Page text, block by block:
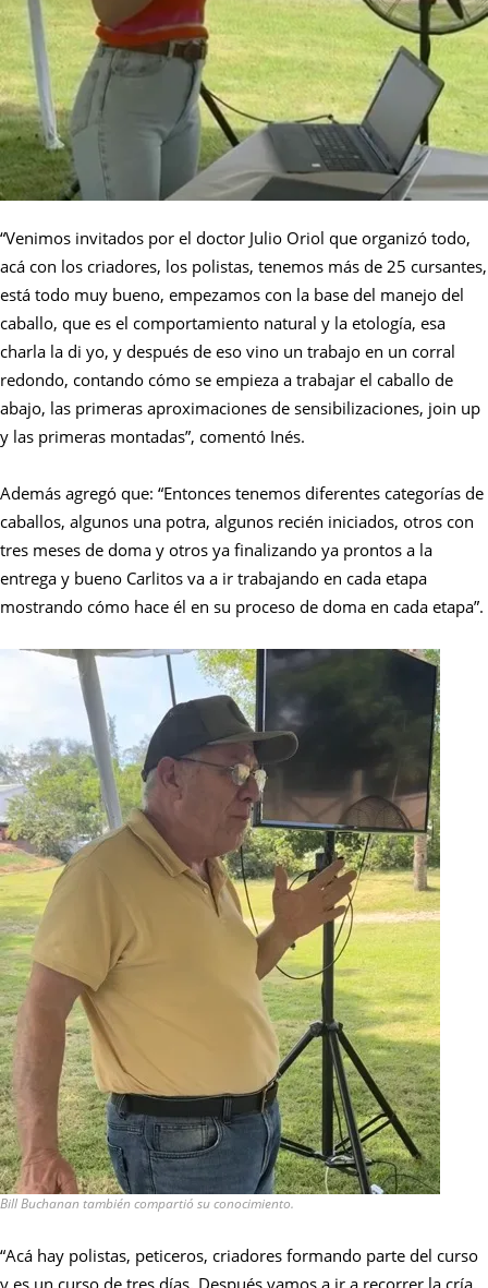
“Venimos invitados por el doctor Julio Oriol que organizó todo,
acá con los criadores, los polistas, tenemos más de 25 cursantes,
está todo muy bueno, empezamos con la base del manejo del
caballo, que es el comportamiento natural y la etología, esa
charla la di yo, y después de eso vino un trabajo en un corral
redondo, contando cómo se empieza a trabajar el caballo de
abajo, las primeras aproximaciones de sensibilizaciones, join up
y las primeras montadas”, comentó Inés.
Además agregó que: “Entonces tenemos diferentes categorías de
caballos, algunos una potra, algunos recién iniciados, otros con
tres meses de doma y otros ya finalizando ya prontos a la
entrega y bueno Carlitos va a ir trabajando en cada etapa
mostrando cómo hace él en su proceso de doma en cada etapa”.
Bill Buchanan también compartió su conocimiento.
“Acá hay polistas, peticeros, criadores formando parte del curso